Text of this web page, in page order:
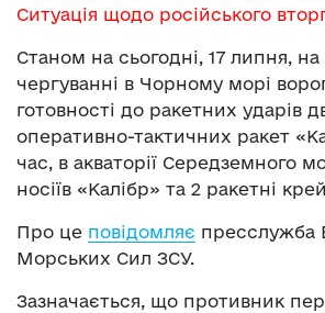
Ситуація щодо російського
Станом на сьогодні, 17 липня,
чергуванні в Чорному морі
готовності до ракетних ударів
оперативно-тактичних ракет
час, в акваторії Середземного
носіїв «Калібр» та 2 ракетні
Про це повідомляє пресслужба
Морських Сил ЗСУ.
Зазначається, що противник